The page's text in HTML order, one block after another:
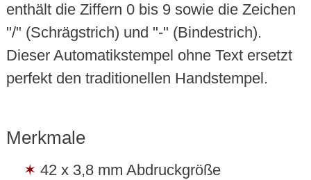
enthält die Ziffern 0 bis 9 sowie die Zeichen
"/" (Schrägstrich) und "-" (Bindestrich).
Dieser Automatikstempel ohne Text ersetzt
perfekt den traditionellen Handstempel.
Merkmale
42 x 3,8 mm Abdruckgröße